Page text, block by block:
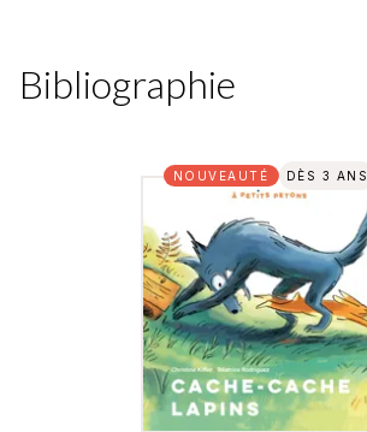
Bibliographie
NOUVEAUTÉ DÈS 3 ANS